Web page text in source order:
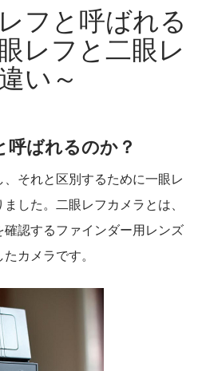
フと呼ばれる
レフと二眼レ
い～
呼ばれるのか？
それと区別するために一眼レ
した。二眼レフカメラとは、
認するファインダー用レンズ
カメラです。